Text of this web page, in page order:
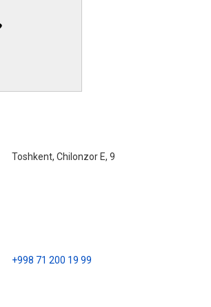
Toshkent, Chilonzor E, 9
+998 71 200 19 99